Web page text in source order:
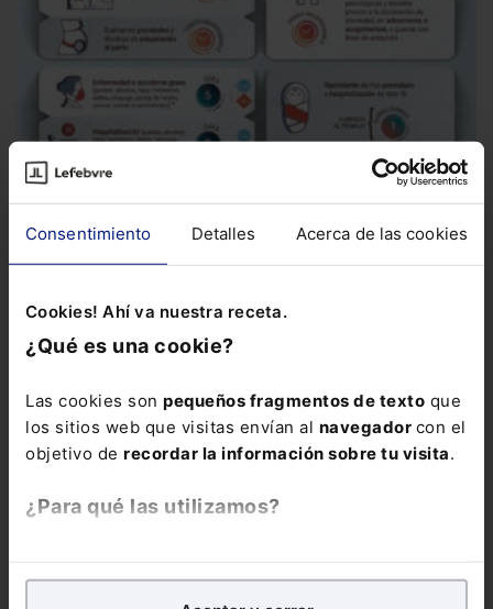
Consentimiento Detalles Acerca de las cookies
Cookies! Ahí va nuestra receta.
¿Qué es una cookie?
Las cookies son pequeños fragmentos de texto que
los sitios web que visitas envían al navegador con el
objetivo de recordar la información sobre tu visita.
¿Para qué las utilizamos?
analíticospara tratar demejorar tu experienciaen
Infografía
Esta
que corresponde por...